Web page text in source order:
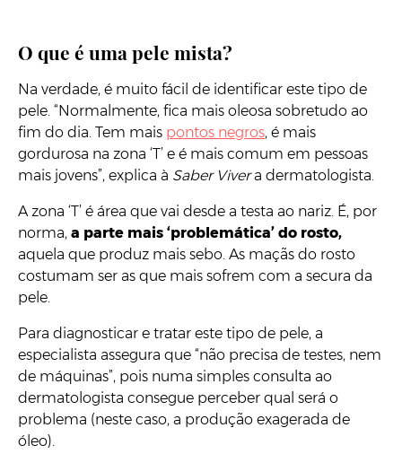
O que é uma pele mista?
Na verdade, é muito fácil de identificar este tipo de
pele. “Normalmente, fica mais oleosa sobretudo ao
fim do dia. Tem mais pontos negros, é mais
gordurosa na zona ‘T’ e é mais comum em pessoas
mais jovens”, explica à Saber Vivera dermatologista.
A zona ‘T’ é área que vai desde a testa ao nariz. É, por
norma, a parte mais ‘problemática’ do rosto,
aquela que produz mais sebo. As maçãs do rosto
costumam ser as que mais sofrem com a secura da
pele.
Para diagnosticar e tratar este tipo de pele, a
especialista assegura que “não precisa de testes, nem
de máquinas”, pois numa simples consulta ao
dermatologista consegue perceber qual será o
problema (neste caso, a produção exagerada de
óleo).